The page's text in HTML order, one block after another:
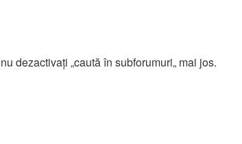
dezactivaţi „caută în subforumuri„ mai jos.